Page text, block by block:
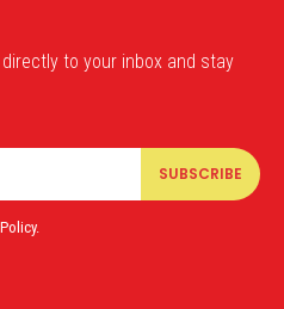
to your inbox and stay
SUBSCRIBE